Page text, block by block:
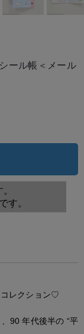
ール帳＜メール
す。
コレクション♡
90 年代後半の “平